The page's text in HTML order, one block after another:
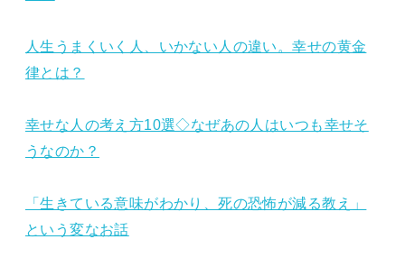
人生うまくいく人、いかない人の違い。幸せの黄金
律とは？
幸せな人の考え方10選◇なぜあの人はいつも幸せそ
うなのか？
「生きている意味がわかり、死の恐怖が減る教え」
という変なお話